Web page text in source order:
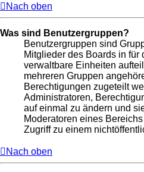
Nach oben
Was sind Benutzergruppen?
Benutzergruppen sind
Mitglieder des Boards in für
verwaltbare Einheiten
mehreren Gruppen
Berechtigungen zugeteilt
Administratoren,
auf einmal zu ändern und
Moderatoren eines
Zugriff zu einem
Nach oben